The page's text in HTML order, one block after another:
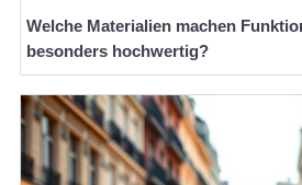
Welche Materialien machen
besonders hochwertig?